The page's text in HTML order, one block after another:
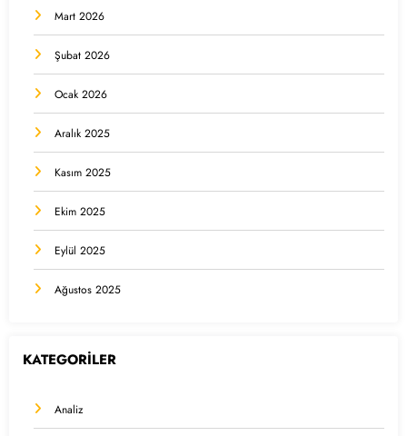
Mart 2026
Şubat 2026
Ocak 2026
Aralık 2025
Kasım 2025
Ekim 2025
Eylül 2025
Ağustos 2025
KATEGORİLER
Analiz